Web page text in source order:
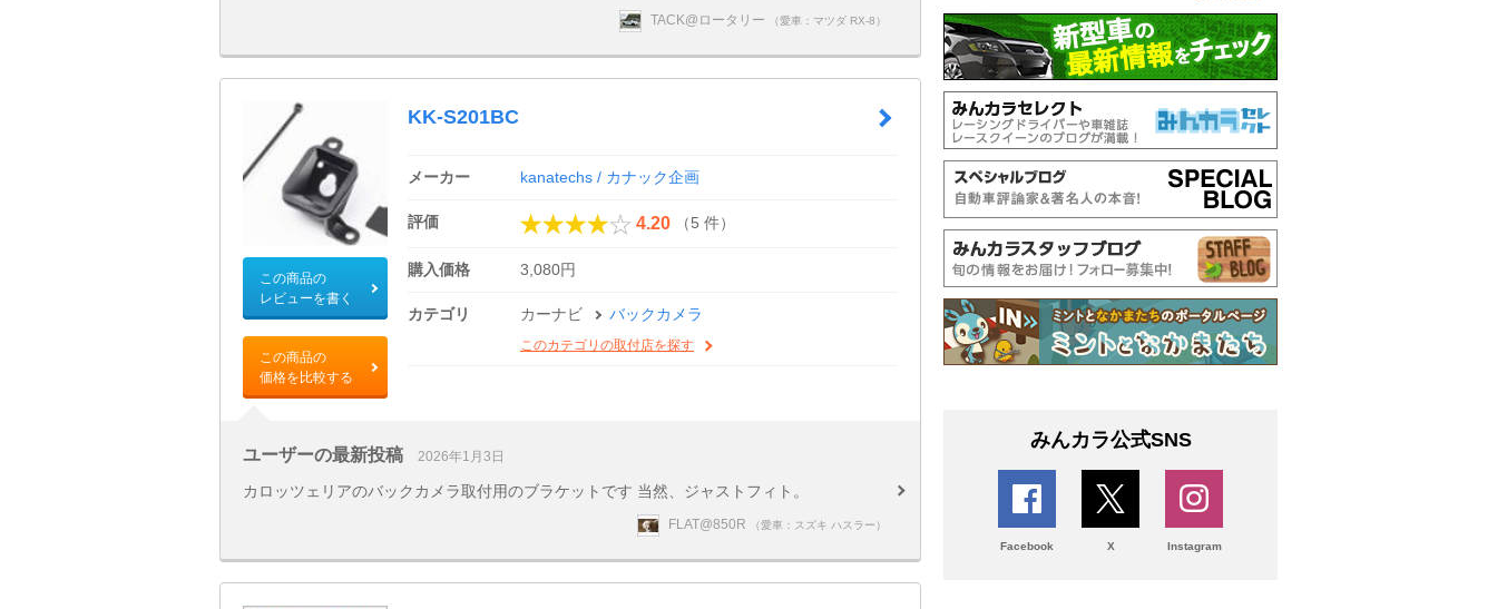
TACK@ロータリー （愛車：マツダ RX-8）
この商品の
レビューを書く
この商品の
価格を比較する
KK-S201BC
メーカー kanatechs / カナック企画
評価 4.20 （5 件）
購入価格 3,080円
カテゴリ カーナビ バックカメラ
このカテゴリの取付店を探す
ユーザーの最新投稿 2026年1月3日
カロッツェリアのバックカメラ取付用のブラケットです 当然、ジャストフィト。
FLAT@850R （愛車：スズキ ハスラー）
みんカラ公式SNS
Facebook X Instagram